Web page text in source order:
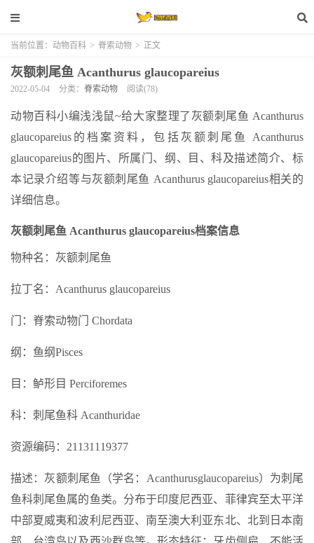
当前位置： 动物百科 > 脊索动物 > 正文
灰额刺尾鱼 Acanthurus glaucopareius
2022-05-04 分类： 脊索动物 阅读(78)
动物百科小编浅浅鼠~给大家整理了灰额刺尾鱼 Acanthurus
glaucopareius的档案资料，包括灰额刺尾鱼 Acanthurus
glaucopareius的图片、所属门、纲、目、科及描述简介、标
本记录介绍等与灰额刺尾鱼 Acanthurus glaucopareius相关的
详细信息。
灰额刺尾鱼 Acanthurus glaucopareius档案信息
物种名：灰额刺尾鱼
拉丁名：Acanthurus glaucopareius
门：脊索动物门 Chordata
纲：鱼纲Pisces
目：鲈形目 Perciforemes
科：刺尾鱼科 Acanthuridae
资源编码：21131119377
描述：灰额刺尾鱼（学名：Acanthurusglaucopareius）为刺尾
鱼科刺尾鱼属的鱼类。分布于印度尼西亚、菲律宾至太平洋
中部夏威夷和波利尼西亚、南至澳大利亚东北、北到日本南